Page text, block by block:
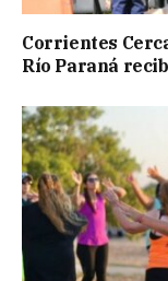
Corrientes
Río Paraná